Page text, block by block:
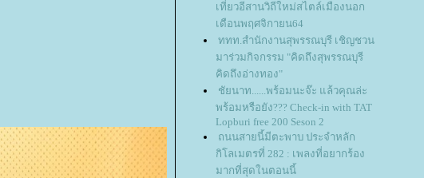
เที่ยวอีสานวิถีใหม่สไตล์เมืองนอก
เดือนพฤศจิกายน64
ททท.สำนักงานสุพรรณบุรี เชิญชวน
มาร่วมกิจกรรม "คิดถึงสุพรรณบุรี
คิดถึงอ่างทอง"
ชัยนาท......พร้อมนะจ๊ะ แล้วคุณล่ะ
พร้อมหรือยัง??? Check-in with TAT
Lopburi free 200 Seson 2
ถนนสายนี้มีตะพาบ ประจำหลัก
กิโลเมตรที่ 282 : เพลงที่อยากร้อง
มากที่สุดในตอนนี้